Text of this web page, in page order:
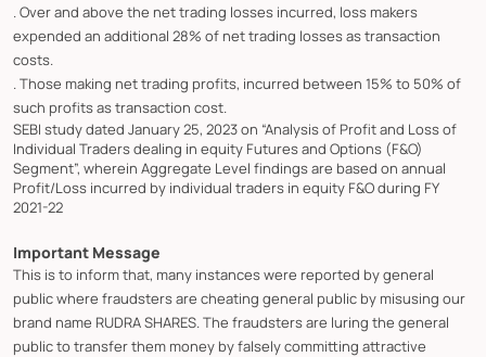
. Over and above the net trading losses incurred, loss makers
expended an additional 28% of net trading losses as transaction
costs.
. Those making net trading profits, incurred between 15% to 50% of
such profits as transaction cost.
SEBI study dated January 25, 2023 on “Analysis of Profit and Loss of
Individual Traders dealing in equity Futures and Options (F&O)
Segment”, wherein Aggregate Level findings are based on annual
Profit/Loss incurred by individual traders in equity F&O during FY
2021-22
Important Message
This is to inform that, many instances were reported by general
public where fraudsters are cheating general public by misusing our
brand name RUDRA SHARES. The fraudsters are luring the general
public to transfer them money by falsely committing attractive